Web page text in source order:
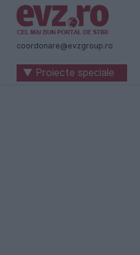
Știri
naționale
internaționale
coordonare@evzgroup.ro
▼ Proiecte speciale